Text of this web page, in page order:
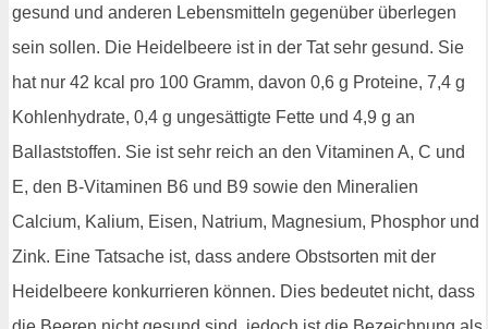
gesund und anderen Lebensmitteln gegenüber überlegen
sein sollen. Die Heidelbeere ist in der Tat sehr gesund. Sie
hat nur 42 kcal pro 100 Gramm, davon 0,6 g Proteine, 7,4 g
Kohlenhydrate, 0,4 g ungesättigte Fette und 4,9 g an
Ballaststoffen. Sie ist sehr reich an den Vitaminen A, C und
E, den B-Vitaminen B6 und B9 sowie den Mineralien
Calcium, Kalium, Eisen, Natrium, Magnesium, Phosphor und
Zink. Eine Tatsache ist, dass andere Obstsorten mit der
Heidelbeere konkurrieren können. Dies bedeutet nicht, dass